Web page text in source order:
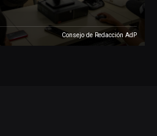
Consejo de Redacción AdP